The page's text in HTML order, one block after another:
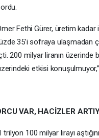
Fethi Gürer, üretim
35’i sofraya ulaşmadan
200 milyar liranın üzerinde
etkisi
VAR, HACİZLER
100 milyar lirayı